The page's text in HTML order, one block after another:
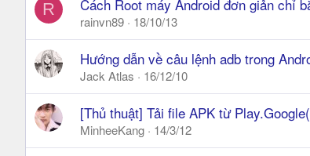
R Cách Root máy Android đơn giản chỉ
rainvn89 18/10/13
Hướng dẫn về câu lệnh adb trong
Jack Atlas 16/12/10
[Thủ thuật] Tải file APK từ
MinheeKang 14/3/12